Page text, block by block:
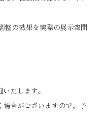
整の効果を実際の展示空間
たします。
場合がございますので、予